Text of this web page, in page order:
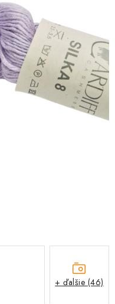
+ ďalšie (46)